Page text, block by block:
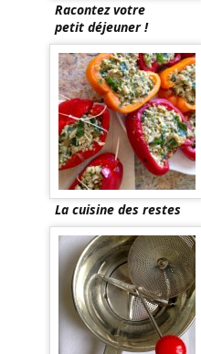
Racontez votre
petit déjeuner !
La cuisine des restes